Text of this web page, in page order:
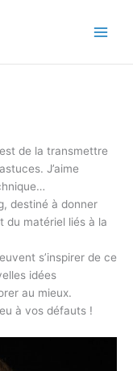
de la transmettre
J’aime
destiné à donner
du matériel liés à la
s’inspirer de ce
idées
au mieux.
à vos défauts !